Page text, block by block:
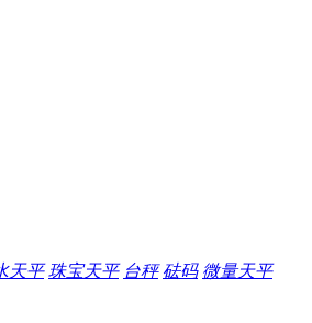
天平 珠宝天平 台秤 砝码 微量天平